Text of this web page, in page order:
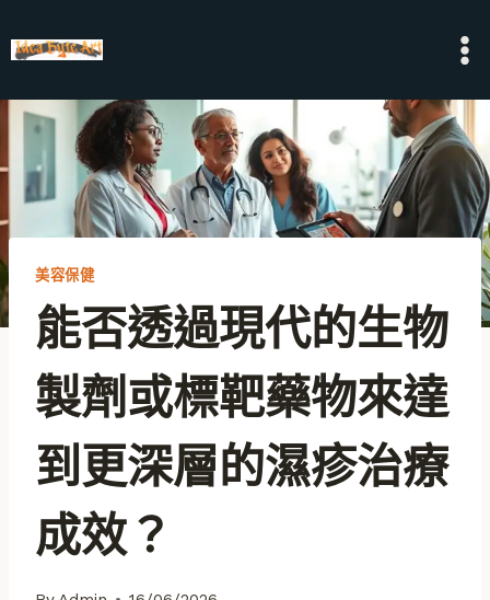
to
美容保健
能否透過現代的生物
製劑或標靶藥物來達
到更深層的濕疹治療
成效？